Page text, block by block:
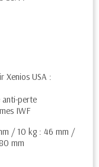
Xenios USA :
anti-perte
IWF
/ 10 kg : 46 mm /
mm